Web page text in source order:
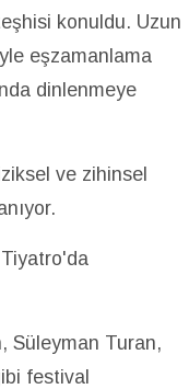
konuldu. Uzun
eşzamanlama
dinlenmeye
ve zihinsel
Süleyman Turan,
festival